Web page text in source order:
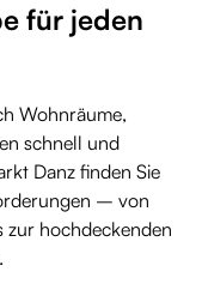
für jeden
Wohnräume,
schnell und
Danz finden Sie
– von
zur hochdeckenden